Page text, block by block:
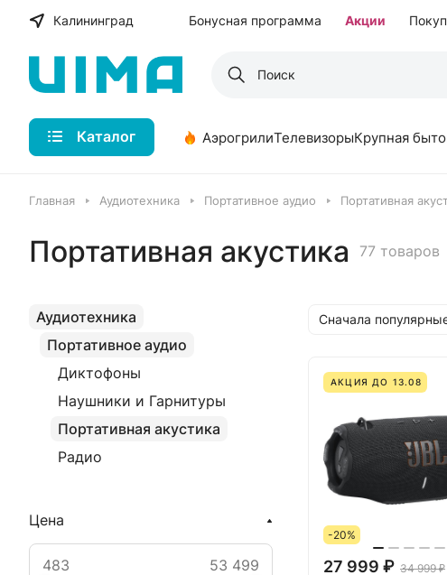
Калининград Бонусная программа Акции
Каталог АэрогрилиТелевизорыКрупная
Главная Аудиотехника Портативное аудио Портативная
Портативная акустика 77 товаров
Сначала
АКЦИЯ ДО 13.08
-20%
27 999 ₽ 34 999 ₽
Аудиотехника
Портативное аудио
Диктофоны
Наушники и Гарнитуры
Портативная акустика
Радио
Цена